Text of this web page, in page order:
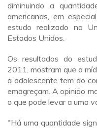
diminuindo a
americanas, em
estudo realizado na
Estados Unidos.
Os resultados do
2011, mostram que a
a adolescente tem do
emagreçam. A opinião
o que pode levar a uma
"Há uma quantidade